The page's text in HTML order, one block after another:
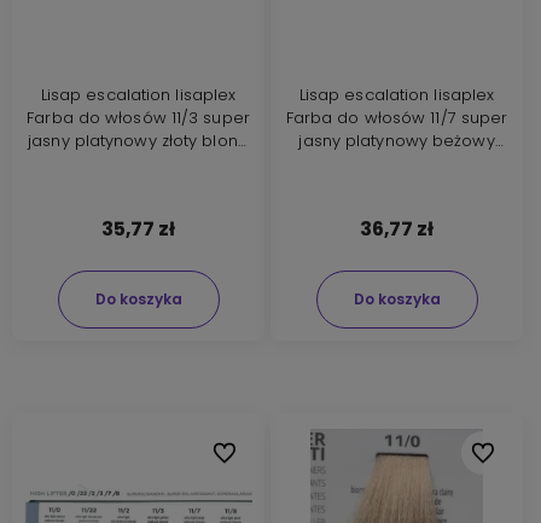
Lisap escalation lisaplex
Farba do włosów 11/3 super
jasny platynowy złoty blond
35,77 zł
Do koszyka
Lisap escalation lisaplex
Farba do włosów 11/7 super
jasny platynowy beżowy
36,77 zł
Do koszyka
Do ulubionych Do